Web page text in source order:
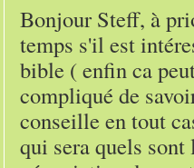
Bonjour Steff, à
temps s'il est
bible ( enfin ca
compliqué de
conseille en tout
qui sera quels